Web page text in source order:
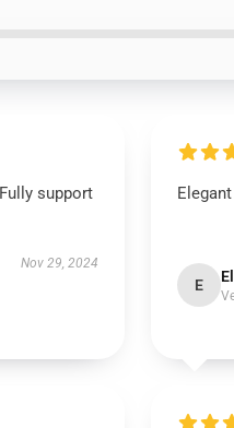
support
Nov 29, 2024
E